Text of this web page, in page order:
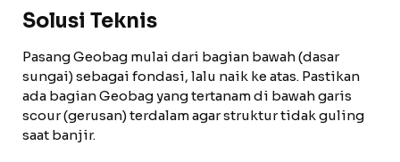
Solusi Teknis
Pasang Geobag mulai dari bagian bawah (dasar
sungai) sebagai fondasi, lalu naik ke atas. Pastikan
ada bagian Geobag yang tertanam di bawah garis
scour (gerusan) terdalam agar struktur tidak guling
saat banjir.